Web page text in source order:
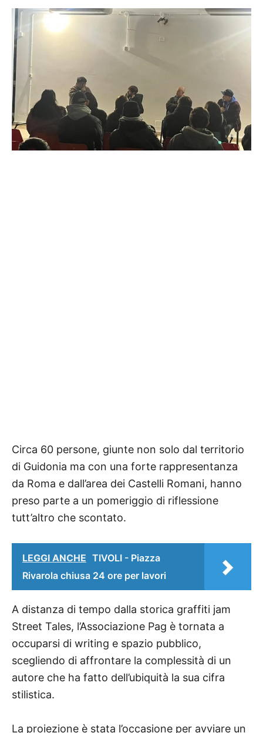
Circa 60 persone, giunte non solo dal territorio
di Guidonia ma con una forte rappresentanza
da Roma e dall’area dei Castelli Romani, hanno
preso parte a un pomeriggio di riflessione
tutt’altro che scontato.
LEGGI ANCHE TIVOLI - Piazza
Rivarola chiusa 24 ore per lavori
A distanza di tempo dalla storica graffiti jam
Street Tales, l’Associazione Pag è tornata a
occuparsi di writing e spazio pubblico,
scegliendo di affrontare la complessità di un
autore che ha fatto dell’ubiquità la sua cifra
stilistica.
La proiezione è stata l’occasione per avviare un